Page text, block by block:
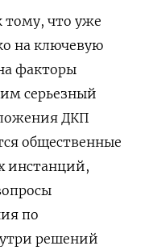
тому, что уже
на ключевую
факторы
серьезный
ДКП
общественные
инстанций,
по
решений